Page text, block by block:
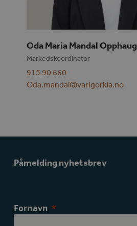
Oda Maria Mandal Opphaug
Markedskoordinator
915 90 660
Oda.mandal@varigorkla.no
Påmelding nyhetsbrev
Fornavn